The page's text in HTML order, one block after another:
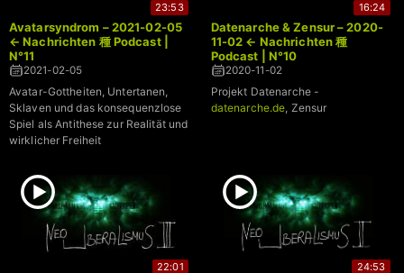
23:53
Avatarsyndrom – 2021-02-05
← Nachrichten 種 Podcast |
N°11
2021-02-05
Avatar-Gottheiten, Untertanen,
Sklaven und das konsequenzlose
Spiel als Antithese zur Realität und
wirklicher Freiheit
16:24
Datenarche & Zensur – 2020-
11-02 ← Nachrichten 種
Podcast | N°10
2020-11-02
Projekt Datenarche -
datenarche.de , Zensur
22:01 24:53